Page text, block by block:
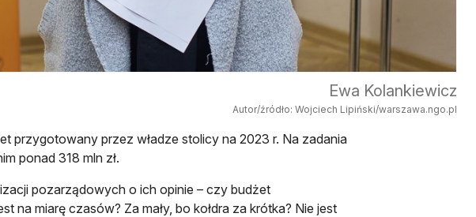
Ewa Kolankiewicz
Autor/źródło: Wojciech Lipiński/warszawa.ngo.pl
przygotowany przez władze stolicy na 2023 r. Na zadania
ponad 318 mln zł.
pozarządowych o ich opinie – czy budżet
na miarę czasów? Za mały, bo kołdra za krótka? Nie jest